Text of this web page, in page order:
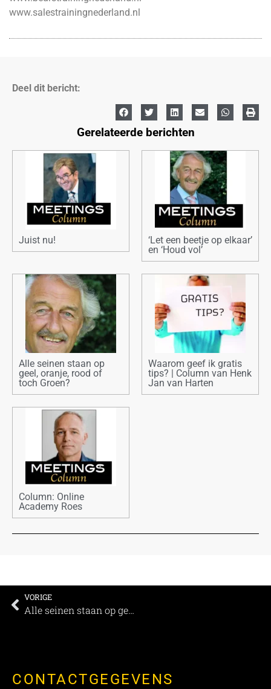
www.salestrainingnederland.nl
Deel dit bericht:
Gerelateerde berichten
Juist nu!
‘Let een beetje op elkaar’
en ‘Houd vol’
Alle seinen staan op
geel, oranje, rood of
toch Groen?
Waarom geef ik gratis
tips? | Column van Henk
Jan van Harten
Column: Online
Academy Roes
VORIGE
Alle seinen staan op geel, oranje, rood of toch Groen?
CONTACTGEGEVENS